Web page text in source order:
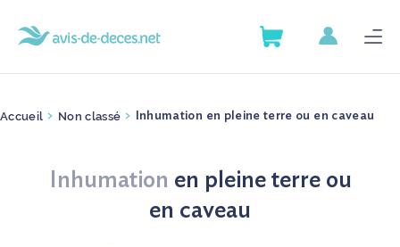
AVIS DE DÉCÈS
ANNUAIRE DES POMPES
FUNÈBRES
GUIDE DES DÉMARCHES
Accueil > Non classé > Inhumation en pleine terre ou en caveau
Inhumation en pleine terre ou
en caveau